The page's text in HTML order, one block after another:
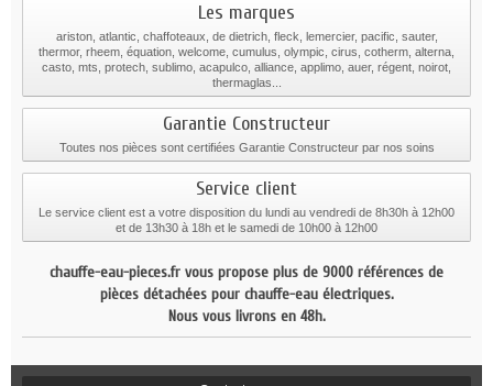
Les marques
ariston, atlantic, chaffoteaux, de dietrich, fleck, lemercier, pacific, sauter,
thermor, rheem, équation, welcome, cumulus, olympic, cirus, cotherm, alterna,
casto, mts, protech, sublimo, acapulco, alliance, applimo, auer, régent, noirot,
thermaglas...
Garantie Constructeur
Toutes nos pièces sont certifiées Garantie Constructeur par nos soins
Service client
Le service client est a votre disposition du lundi au vendredi de 8h30h à 12h00
et de 13h30 à 18h et le samedi de 10h00 à 12h00
chauffe-eau-pieces.fr vous propose plus de 9000 références de
pièces détachées pour chauffe-eau électriques.
Nous vous livrons en 48h.